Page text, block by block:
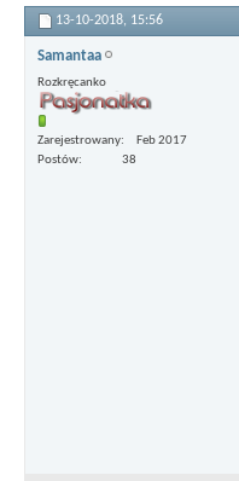
13-10-2018, 15:56
Samantaa
Rozkręcanko
Zarejestrowany
Feb 2017
Postów
38